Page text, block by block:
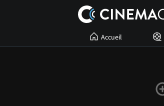
Accueil